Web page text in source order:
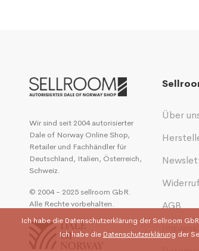
Wir sind seit 2004 autorisierter
Dale of Norway Online Shop,
Retailer und Fachhändler für
Deutschland, Italien, Österreich,
Schweiz.
© 2004 - 2025 sellroom GbR.
Alle Rechte vorbehalten.
Über
AGB
Ich habe die Datenschutzerklärung der Sellroom
Ich habe die Datenschutzerklärung der